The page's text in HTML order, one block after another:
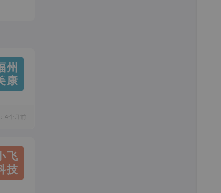
州
康
4个月前
飞
技